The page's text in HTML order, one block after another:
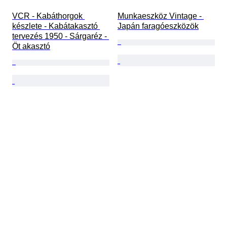
VCR - Kabáthorgok
készlete - Kabátakasztó
tervezés 1950 - Sárgaréz -
Öt akasztó
Munkaeszköz Vintage -
Japán faragóeszközök